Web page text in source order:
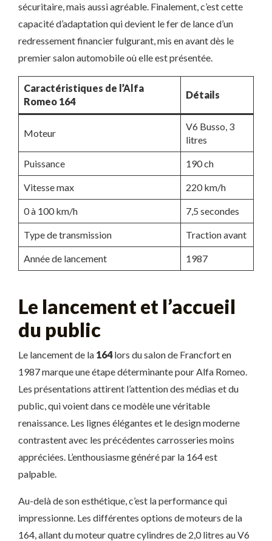
sécuritaire, mais aussi agréable. Finalement, c’est cette
capacité d’adaptation qui devient le fer de lance d’un
redressement financier fulgurant, mis en avant dès le
premier salon automobile où elle est présentée.
Caractéristiques de l’Alfa
Romeo 164
Détails
Moteur
V6 Busso, 3
litres
Puissance 190 ch
Vitesse max 220 km/h
0 à 100 km/h 7,5 secondes
Type de transmission Traction avant
Année de lancement 1987
Le lancement et l’accueil
du public
Le lancement de la 164lors du salon de Francfort en
1987 marque une étape déterminante pour Alfa Romeo.
Les présentations attirent l’attention des médias et du
public, qui voient dans ce modèle une véritable
renaissance. Les lignes élégantes et le design moderne
contrastent avec les précédentes carrosseries moins
appréciées. L’enthousiasme généré par la 164 est
palpable.
Au-delà de son esthétique, c’est la performance qui
impressionne. Les différentes options de moteurs de la
164, allant du moteur quatre cylindres de 2,0 litres au V6